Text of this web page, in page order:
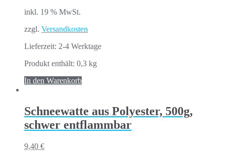
inkl. 19 % MwSt.
zzgl. Versandkosten
Lieferzeit: 2-4 Werktage
Produkt enthält: 0,3 kg
In den Warenkorb
Schneewatte aus Polyester, 500g,
schwer entflammbar
9,40 €